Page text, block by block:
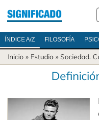
ÍNDICE A/Z FILOSOFÍA
Inicio » Estudio » Sociedad.